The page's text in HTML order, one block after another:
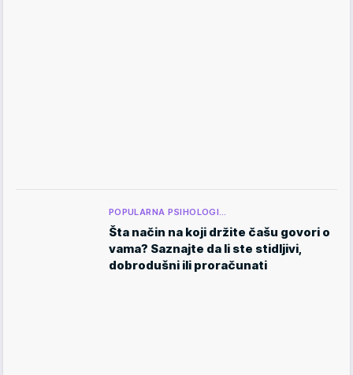
POPULARNA PSIHOLOGI…
Šta način na koji držite čašu govori o
vama? Saznajte da li ste stidljivi,
dobrodušni ili proračunati